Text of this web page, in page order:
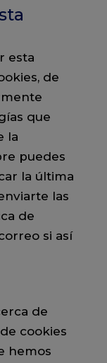
esta
de
que
la
puedes
la última
las
de
si así
de
cookies
hemos